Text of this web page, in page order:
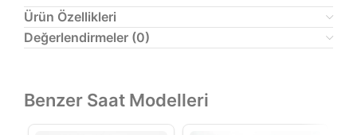
Ürün Özellikleri
Değerlendirmeler (0)
Benzer Saat Modelleri